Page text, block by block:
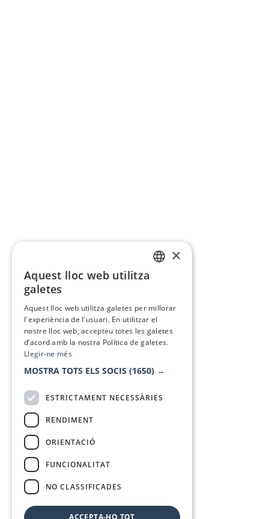
×
Aquest lloc web utilitza
galetes
Aquest lloc web utilitza galetes per millorar
l'experiència de l'usuari. En utilitzar el
nostre lloc web, accepteu totes les galetes
d’acord amb la nostra Política de galetes.
Llegir-ne més
MOSTRA TOTS ELS SOCIS (1650) →
ESTRICTAMENT NECESSÀRIES
RENDIMENT
ORIENTACIÓ
FUNCIONALITAT
NO CLASSIFICADES
ACCEPTA-HO TOT